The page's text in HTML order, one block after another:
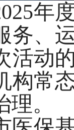
年
务、
活动
构常
。